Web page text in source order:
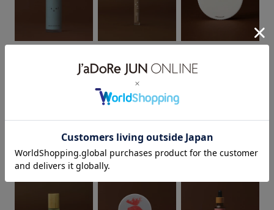
L&B L&B
LIVING-OIL フレグラ
ンス Lily Musk リリー
ムスク 10mL
¥3,799
L&B
LIVING-OIL SOAP リ